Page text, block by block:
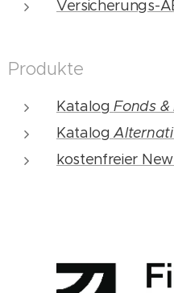
Versicherungs-
Produkte
KatalogFonds &
Katalog
kostenfreier